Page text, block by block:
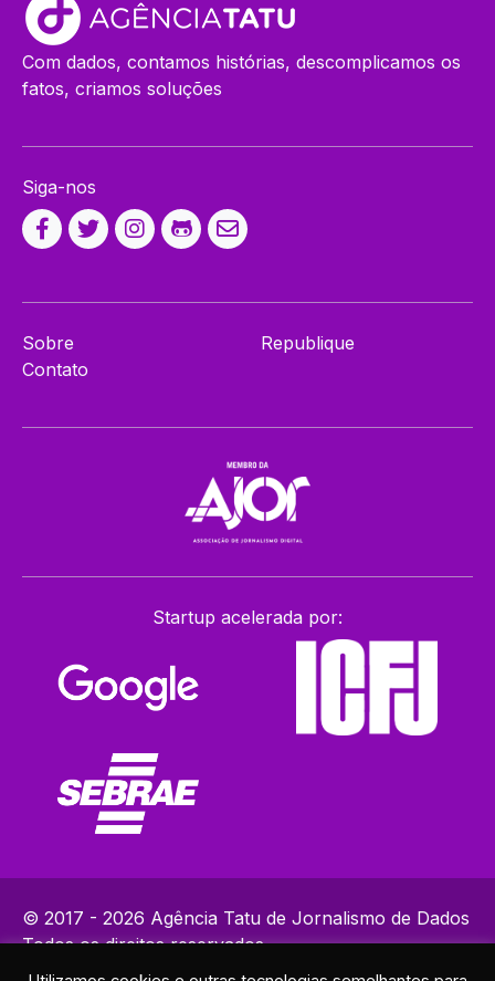
Com dados, contamos histórias, descomplicamos os
fatos, criamos soluções
Siga-nos
Sobre
Contato
Republique
Startup acelerada por:
© 2017 - 2026 Agência Tatu de Jornalismo de Dados
Todos os direitos reservados.